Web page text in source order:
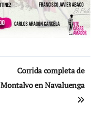
Corrida completa de
Montalvo en Navaluenga